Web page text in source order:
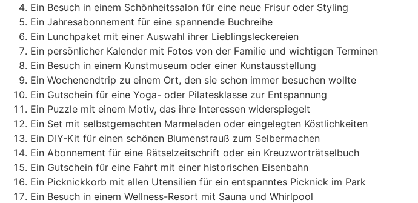
Ein Besuch in einem Schönheitssalon für eine neue Frisur oder Styling
Ein Jahresabonnement für eine spannende Buchreihe
Ein Lunchpaket mit einer Auswahl ihrer Lieblingsleckereien
Ein persönlicher Kalender mit Fotos von der Familie und wichtigen Terminen
Ein Besuch in einem Kunstmuseum oder einer Kunstausstellung
Ein Wochenendtrip zu einem Ort, den sie schon immer besuchen wollte
Ein Gutschein für eine Yoga- oder Pilatesklasse zur Entspannung
Ein Puzzle mit einem Motiv, das ihre Interessen widerspiegelt
Ein Set mit selbstgemachten Marmeladen oder eingelegten Köstlichkeiten
Ein DIY-Kit für einen schönen Blumenstrauß zum Selbermachen
Ein Abonnement für eine Rätselzeitschrift oder ein Kreuzworträtselbuch
Ein Gutschein für eine Fahrt mit einer historischen Eisenbahn
Ein Picknickkorb mit allen Utensilien für ein entspanntes Picknick im Park
Ein Besuch in einem Wellness-Resort mit Sauna und Whirlpool